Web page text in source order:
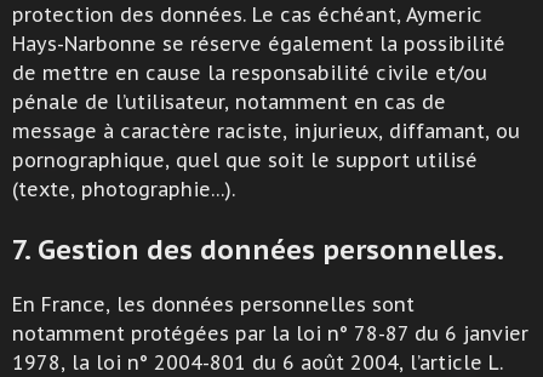
protection des données. Le cas échéant, Aymeric
Hays-Narbonne se réserve également la possibilité
de mettre en cause la responsabilité civile et/ou
pénale de l’utilisateur, notamment en cas de
message à caractère raciste, injurieux, diffamant, ou
pornographique, quel que soit le support utilisé
(texte, photographie…).
7. Gestion des données personnelles.
En France, les données personnelles sont
notamment protégées par la loi n° 78-87 du 6 janvier
1978, la loi n° 2004-801 du 6 août 2004, l’article L.